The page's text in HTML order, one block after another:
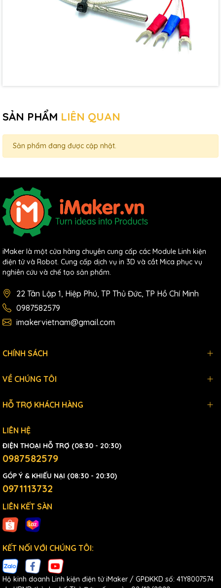
SẢN PHẨM LIÊN QUAN
Sản phẩm đang được cập nhật.
iMaker là một cửa hàng chuyên cung cấp các Module Linh kiện
điện tử và Robot. Cung cấp dịch vụ in 3D và cắt Mica phục vụ
nghiên cứu và chế tạo sản phẩm.
22 Tân Lập 1, Hiệp Phú, TP Thủ Đức, TP Hồ Chí Minh
0987582579
imakervietnam@gmail.com
CHÍNH SÁCH
VỀ CHÚNG TÔI
HỖ TRỢ KHÁCH HÀNG
LIÊN HỆ
ĐIỆN THOẠI HỖ TRỢ (08:30 - 20:30)
0987582579
GÓP Ý & KHIẾU NẠI (08:30 - 20:30)
0971113732
LIÊN KẾT SÀN
KẾT NỐI VỚI CHÚNG TÔI:
Hộ kinh doanh Linh kiện điện tử iMaker / GPĐKKD số: 41Y8007574